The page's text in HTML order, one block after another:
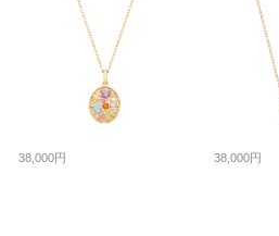
38,000円 38,000円